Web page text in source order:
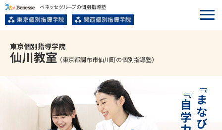
ベネッセグループの個別指導塾
東京個別指導学院
仙川教室 （東京都調布市仙川町の個別指導塾）